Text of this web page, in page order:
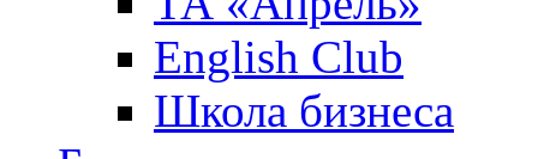
English Club
Школа бизнеса